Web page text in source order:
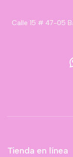
Calle 15 # 47-05
Tienda en línea